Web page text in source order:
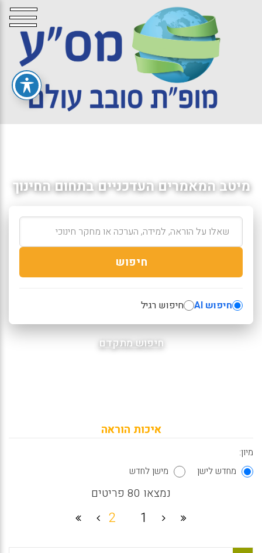
מיטב המאמרים העדכניים בתחום החינוך
חיפוש
חיפוש AI חיפוש רגיל
חיפוש מתקדם
איכות הוראה
מיון:
מחדש לישן
מישן לחדש
נמצאו 80 פריטים
1
2